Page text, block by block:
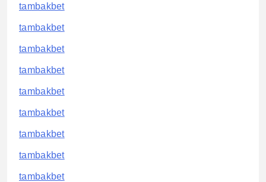
tambakbet
tambakbet
tambakbet
tambakbet
tambakbet
tambakbet
tambakbet
tambakbet
tambakbet